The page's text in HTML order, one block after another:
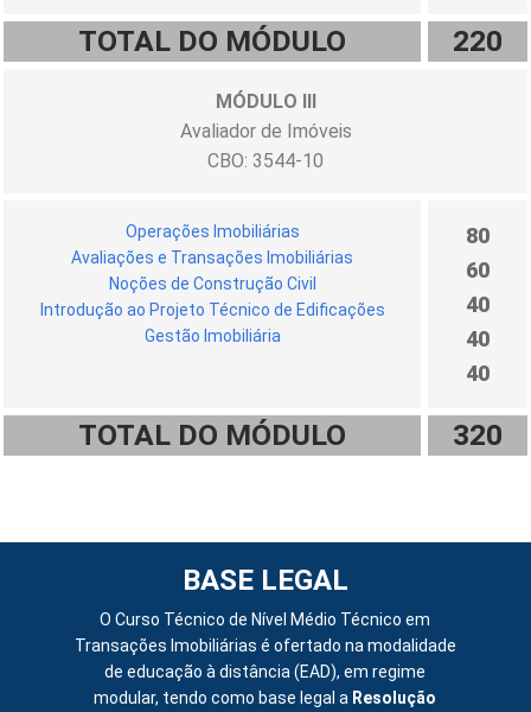
TOTAL DO MÓDULO 220
MÓDULO III
Avaliador de Imóveis
CBO: 3544-10
Operações Imobiliárias
Avaliações e Transações Imobiliárias
Noções de Construção Civil
Introdução ao Projeto Técnico de Edificações
Gestão Imobiliária
80
60
40
40
40
TOTAL DO MÓDULO 320
BASE LEGAL
O Curso Técnico de Nível Médio Técnico em
Transações Imobiliárias é ofertado na modalidade
de educação à distância (EAD), em regime
modular, tendo como base legal a Resolução